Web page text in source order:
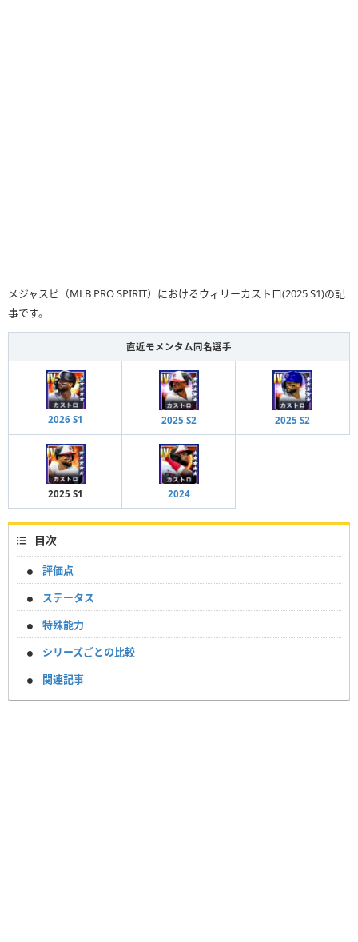
メジャスピ（MLB PRO SPIRIT）におけるウィリーカストロ(2025 S1)の記
事です。
直近モメンタム同名選手
2026 S1 2025 S2 2025 S2
2025 S1 2024
目次
評価点
ステータス
特殊能力
シリーズごとの比較
関連記事